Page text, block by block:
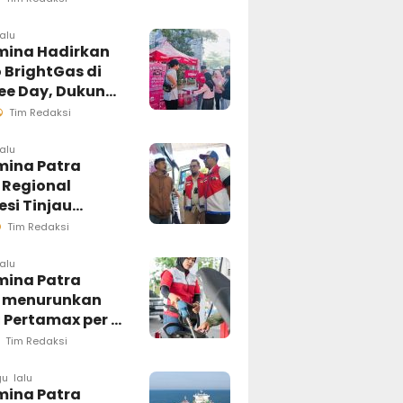
Hadirkan
BrightGas di
Day, Dukung
Tepat
Tim Redaksi
Patra
Tinjau
Pelayanan
Distribusi
Berjalan
Tim Redaksi
Patra
per 1
2026
Tim Redaksi
lalu
Patra